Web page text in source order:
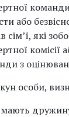
або
сім’ї, які
з
особи,
мають